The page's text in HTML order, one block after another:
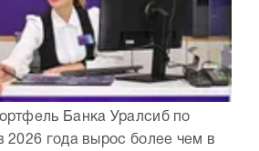
Банка Уралсиб по
2026 года вырос более чем в